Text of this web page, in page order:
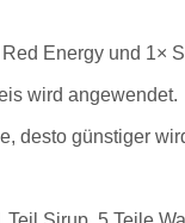
Energy und 1×
wird angewendet.
desto günstiger